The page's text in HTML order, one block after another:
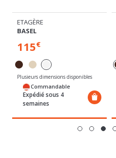
ETAGÈRE
BASEL
115€
Plusieurs dimensions disponibles
Commandable
Expédié sous 4
semaines